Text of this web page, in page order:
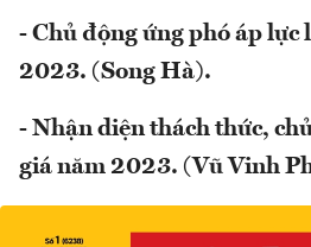
- Chủ động ứng phó áp lực
2023. (Song Hà).
- Nhận diện thách thức,
giá năm 2023. (Vũ Vinh